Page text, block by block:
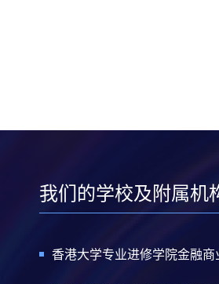
我们的学校及附属机
香港大学专业进修学院金融商